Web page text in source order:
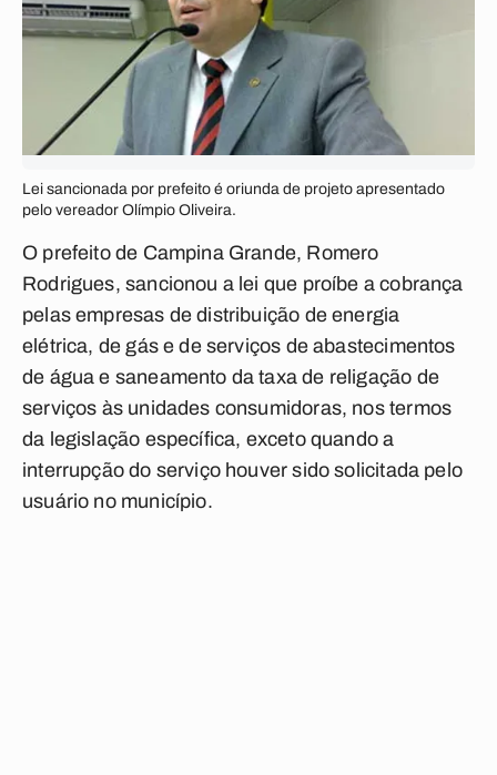
Lei sancionada por prefeito é oriunda de projeto apresentado
pelo vereador Olímpio Oliveira.
O prefeito de Campina Grande, Romero
Rodrigues, sancionou a lei que proíbe a cobrança
pelas empresas de distribuição de energia
elétrica, de gás e de serviços de abastecimentos
de água e saneamento da taxa de religação de
serviços às unidades consumidoras, nos termos
da legislação específica, exceto quando a
interrupção do serviço houver sido solicitada pelo
usuário no município.